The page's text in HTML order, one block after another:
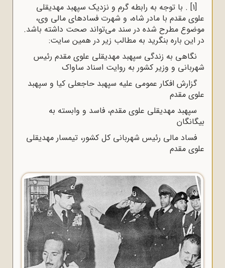
[1]
. با توجه به رابطه گرم و نزدیک سپهبد مهدیقلی
علوی مقدم با مادر شاه، و شهرت فسادهای مالی وی،
موضوع مطرح شده در سند می‌تواند صحت داشته باشد.
در این باره بنگرید به مطالب زیر در همین سایت:
نگاهی به زندگی سپهبد مهدیقلی علوی مقدم رئیس
شهربانی و وزیر کشور به روایت اسناد ساواک
گزارش افکار عمومی علیه سپهبد حاجعلی کیا و سپهبد
علوی مقدم
سپهبد مهدیقلی علوی مقدم، فاسد و وابسته به
بیگانگان
فساد مالی رئیس شهربانی کل کشور، تیمسار مهدیقلی
علوی مقدم